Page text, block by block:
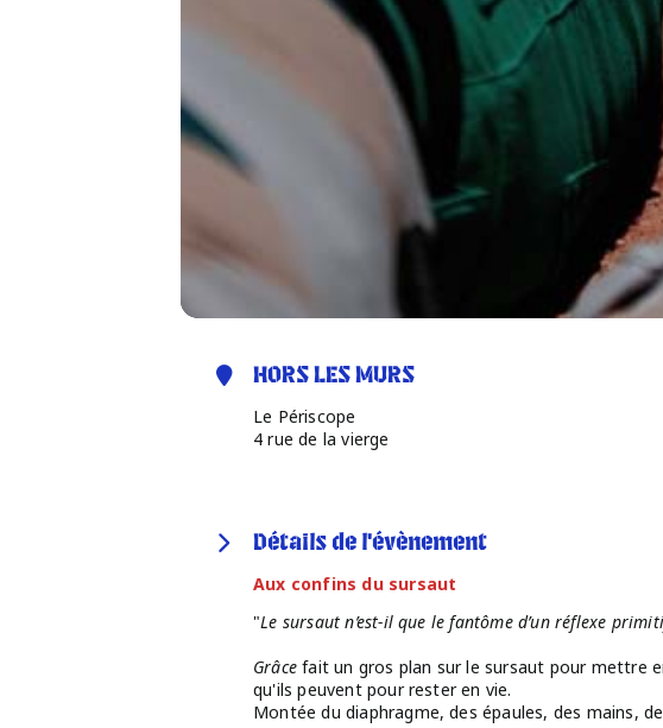
HORS LES MURS
Le Périscope
4 rue de la vierge
Détails de l'évènement
Aux confins du sursaut
"Le sursaut n’est-il que le fantôme d’un réflexe
Grâcefait un gros plan sur le sursaut pour mettre
qu'ils peuvent pour rester en vie.
Montée du diaphragme, des épaules, des mains,